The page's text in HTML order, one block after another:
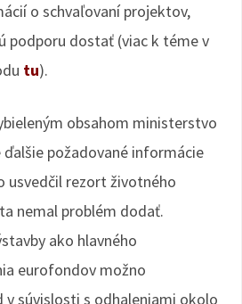
o schvaľovaní projektov,
podporu dostať (viac k téme v
tu).
obsahom ministerstvo
požadované informácie
usvedčil rezort životného
nemal problém dodať.
ako hlavného
eurofondov možno
v súvislosti s odhaleniami okolo